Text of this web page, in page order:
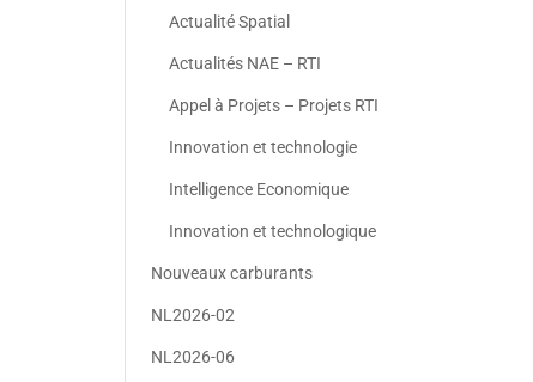
Actualité Spatial
Actualités NAE – RTI
Appel à Projets – Projets RTI
Innovation et technologie
Intelligence Economique
Innovation et technologique
Nouveaux carburants
NL2026-02
NL2026-06